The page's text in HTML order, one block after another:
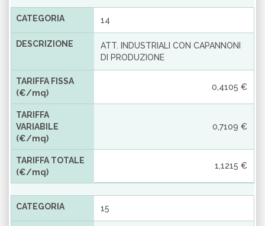
CATEGORIA 14
DESCRIZIONE
ATT. INDUSTRIALI CON CAPANNONI
DI PRODUZIONE
TARIFFA FISSA
(€/mq)
0,4105 €
TARIFFA
VARIABILE
(€/mq)
0,7109 €
TARIFFA TOTALE
(€/mq)
1,1215 €
CATEGORIA 15